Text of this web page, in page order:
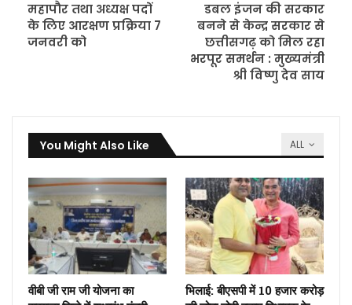
महापौर तथा अध्यक्ष पदों
के लिए आरक्षण प्रक्रिया 7
जनवरी को
डबल इंजन की सरकार
बनने से केन्द्र सरकार से
छत्तीसगढ़ को मिल रहा
भरपूर समर्थन : मुख्यमंत्री
श्री विष्णु देव साय
ALL
You Might Also Like
वीबी जी राम जी योजना का
भिलाई: बीएसपी में 10 हजार करोड़